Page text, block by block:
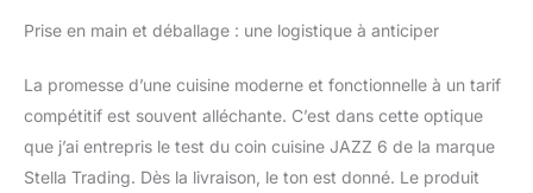
parfaitement l'ensemble.
cuisine offre un espace
généreux pour vos
L'îlot de cuisine séparé
crée un espace de
Prise en main et déballage : une logistique à anticiper
La promesse d’une cuisine moderne et fonctionnelle à un tarif
compétitif est souvent alléchante. C’est dans cette optique
que j’ai entrepris le test du coin cuisine JAZZ 6 de la marque
Stella Trading. Dès la livraison, le ton est donné. Le produit